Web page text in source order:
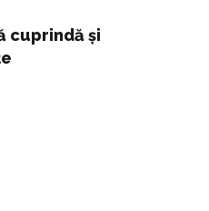
cuprindă și